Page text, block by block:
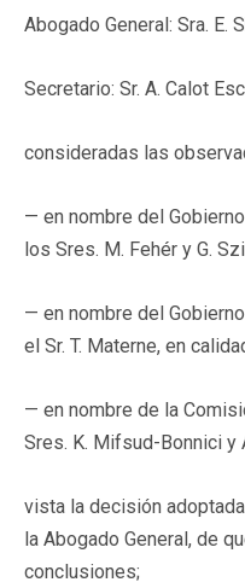
Abogado General: Sra. E.
Secretario: Sr. A. Calot
consideradas las
— en nombre del
los Sres. M. Fehér y G.
— en nombre del
el Sr. T. Materne, en
— en nombre de la
Sres. K. Mifsud-Bonnici y
vista la decisión
la Abogado General, de
conclusiones;